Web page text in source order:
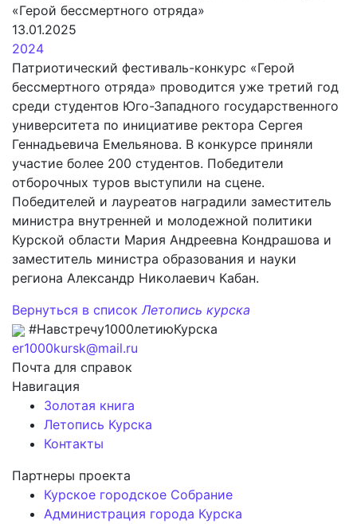
«Герой бессмертного отряда»
13.01.2025
2024
Патриотический фестиваль-конкурс «Герой
бессмертного отряда» проводится уже третий год
среди студентов Юго-Западного государственного
университета по инициативе ректора Сергея
Геннадьевича Емельянова. В конкурсе приняли
участие более 200 студентов. Победители
отборочных туров выступили на сцене.
Победителей и лауреатов наградили заместитель
министра внутренней и молодежной политики
Курской области Мария Андреевна Кондрашова и
заместитель министра образования и науки
региона Александр Николаевич Кабан.
Вернуться в списокЛетопись курска
#Навстречу1000летиюКурска
er1000kursk@mail.ru
Почта для справок
Навигация
Золотая книга
Летопись Курска
Контакты
Партнеры проекта
Курское городское Собрание
Администрация города Курска